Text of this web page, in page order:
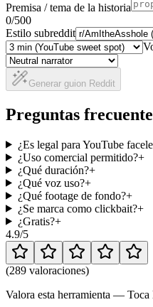
Premisa / tema de la historia
0/500
Estilo subreddit
Generar guion Reddit
Preguntas
¿Es legal para YouTube
¿Uso comercial permitido?+
¿Qué duración?+
¿Qué voz uso?+
¿Qué footage de fondo?+
¿Se marca como clickbait?+
¿Gratis?+
4.9/5
(289 valoraciones)
Valora esta herramienta —